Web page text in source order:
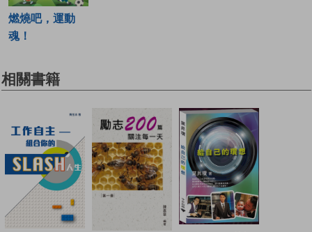
燃燒吧，運動
魂！
相關書籍